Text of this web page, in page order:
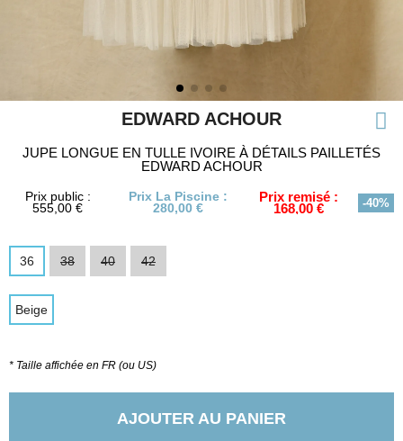
EDWARD ACHOUR
JUPE LONGUE EN TULLE IVOIRE À DÉTAILS PAILLETÉS
EDWARD ACHOUR
Prix public :
555,00 €
Prix La Piscine :
280,00 €
Prix remisé :
168,00 € -40%
36 38 40 42
Beige
* Taille affichée en FR (ou US)
AJOUTER AU PANIER